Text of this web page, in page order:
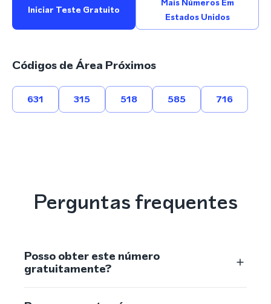
Iniciar Teste Gratuito
Mais Números Em
Estados Unidos
Códigos de Área Próximos
631 315 518 585 716
Perguntas frequentes
Posso obter este número
gratuitamente?